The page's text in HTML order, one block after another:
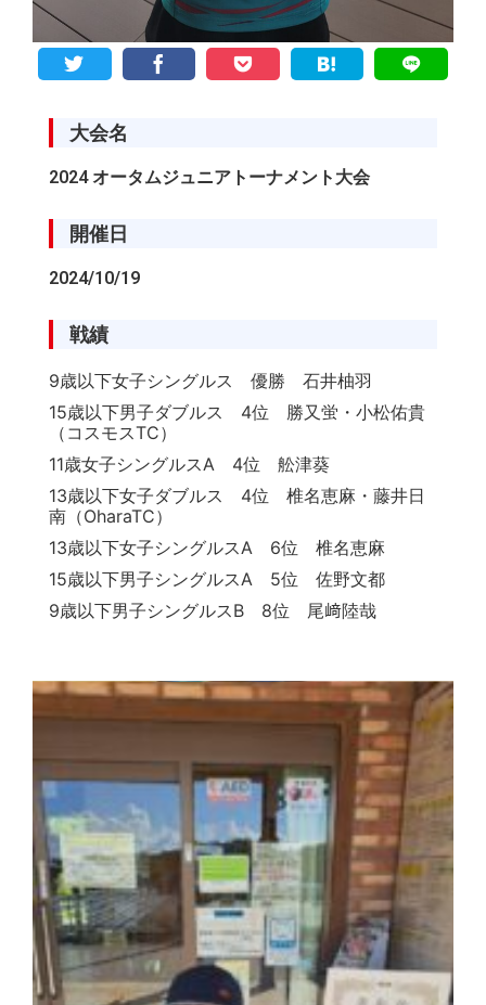
大会名
2024 オータムジュニアトーナメント大会
開催日
2024/10/19
戦績
9歳以下女子シングルス 優勝 石井柚羽
15歳以下男子ダブルス 4位 勝又蛍・小松佑貴
（コスモスTC）
11歳女子シングルスA 4位 舩津葵
13歳以下女子ダブルス 4位 椎名恵麻・藤井日
南（OharaTC）
13歳以下女子シングルスA 6位 椎名恵麻
15歳以下男子シングルスA 5位 佐野文都
9歳以下男子シングルスB 8位 尾﨑陸哉